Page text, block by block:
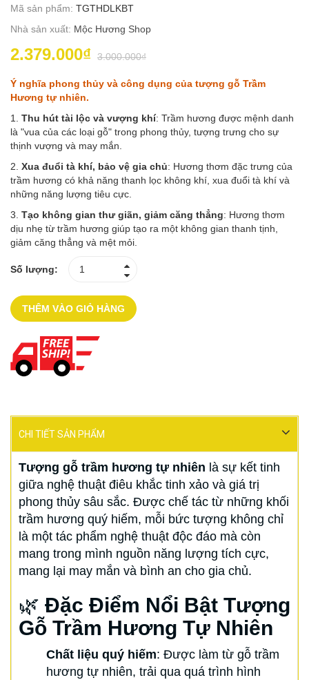
Mã sản phẩm: TGTHDLKBT
Nhà sản xuất: Mộc Hương Shop
2.379.000₫ 3.000.000₫
Ý nghĩa phong thủy và công dụng của tượng gỗ Trầm
Hương tự nhiên.
1. Thu hút tài lộc và vượng khí: Trầm hương được mệnh danh
là "vua của các loại gỗ" trong phong thủy, tượng trưng cho sự
thịnh vượng và may mắn.
2. Xua đuổi tà khí, bảo vệ gia chủ: Hương thơm đặc trưng của
trầm hương có khả năng thanh lọc không khí, xua đuổi tà khí và
những năng lượng tiêu cực.
3. Tạo không gian thư giãn, giảm căng thẳng: Hương thơm
dịu nhẹ từ trầm hương giúp tạo ra một không gian thanh tịnh,
giảm căng thẳng và mệt mỏi.
Số lượng:
THÊM VÀO GIỎ HÀNG
CHI TIẾT SẢN PHẨM
Tượng gỗ trầm hương tự nhiên là sự kết tinh
giữa nghệ thuật điêu khắc tinh xảo và giá trị
phong thủy sâu sắc. Được chế tác từ những khối
trầm hương quý hiếm, mỗi bức tượng không chỉ
là một tác phẩm nghệ thuật độc đáo mà còn
mang trong mình nguồn năng lượng tích cực,
mang lại may mắn và bình an cho gia chủ.
🌿 Đặc Điểm Nổi Bật Tượng
Gỗ Trầm Hương Tự Nhiên
Chất liệu quý hiếm: Được làm từ gỗ trầm
hương tự nhiên, trải qua quá trình hình